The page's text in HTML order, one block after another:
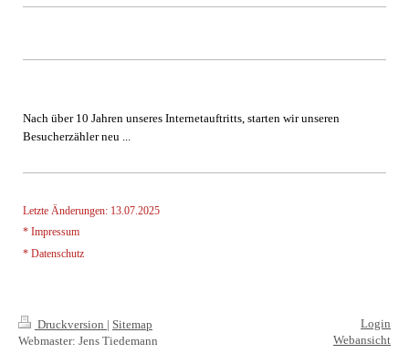
Nach über 10 Jahren unseres Internetauftritts, starten wir unseren
Besucherzähler neu ...
Letzte Änderungen: 13.07.2025
* Impressum
* Datenschutz
Druckversion | Sitemap
Webmaster: Jens Tiedemann
Login
Webansicht